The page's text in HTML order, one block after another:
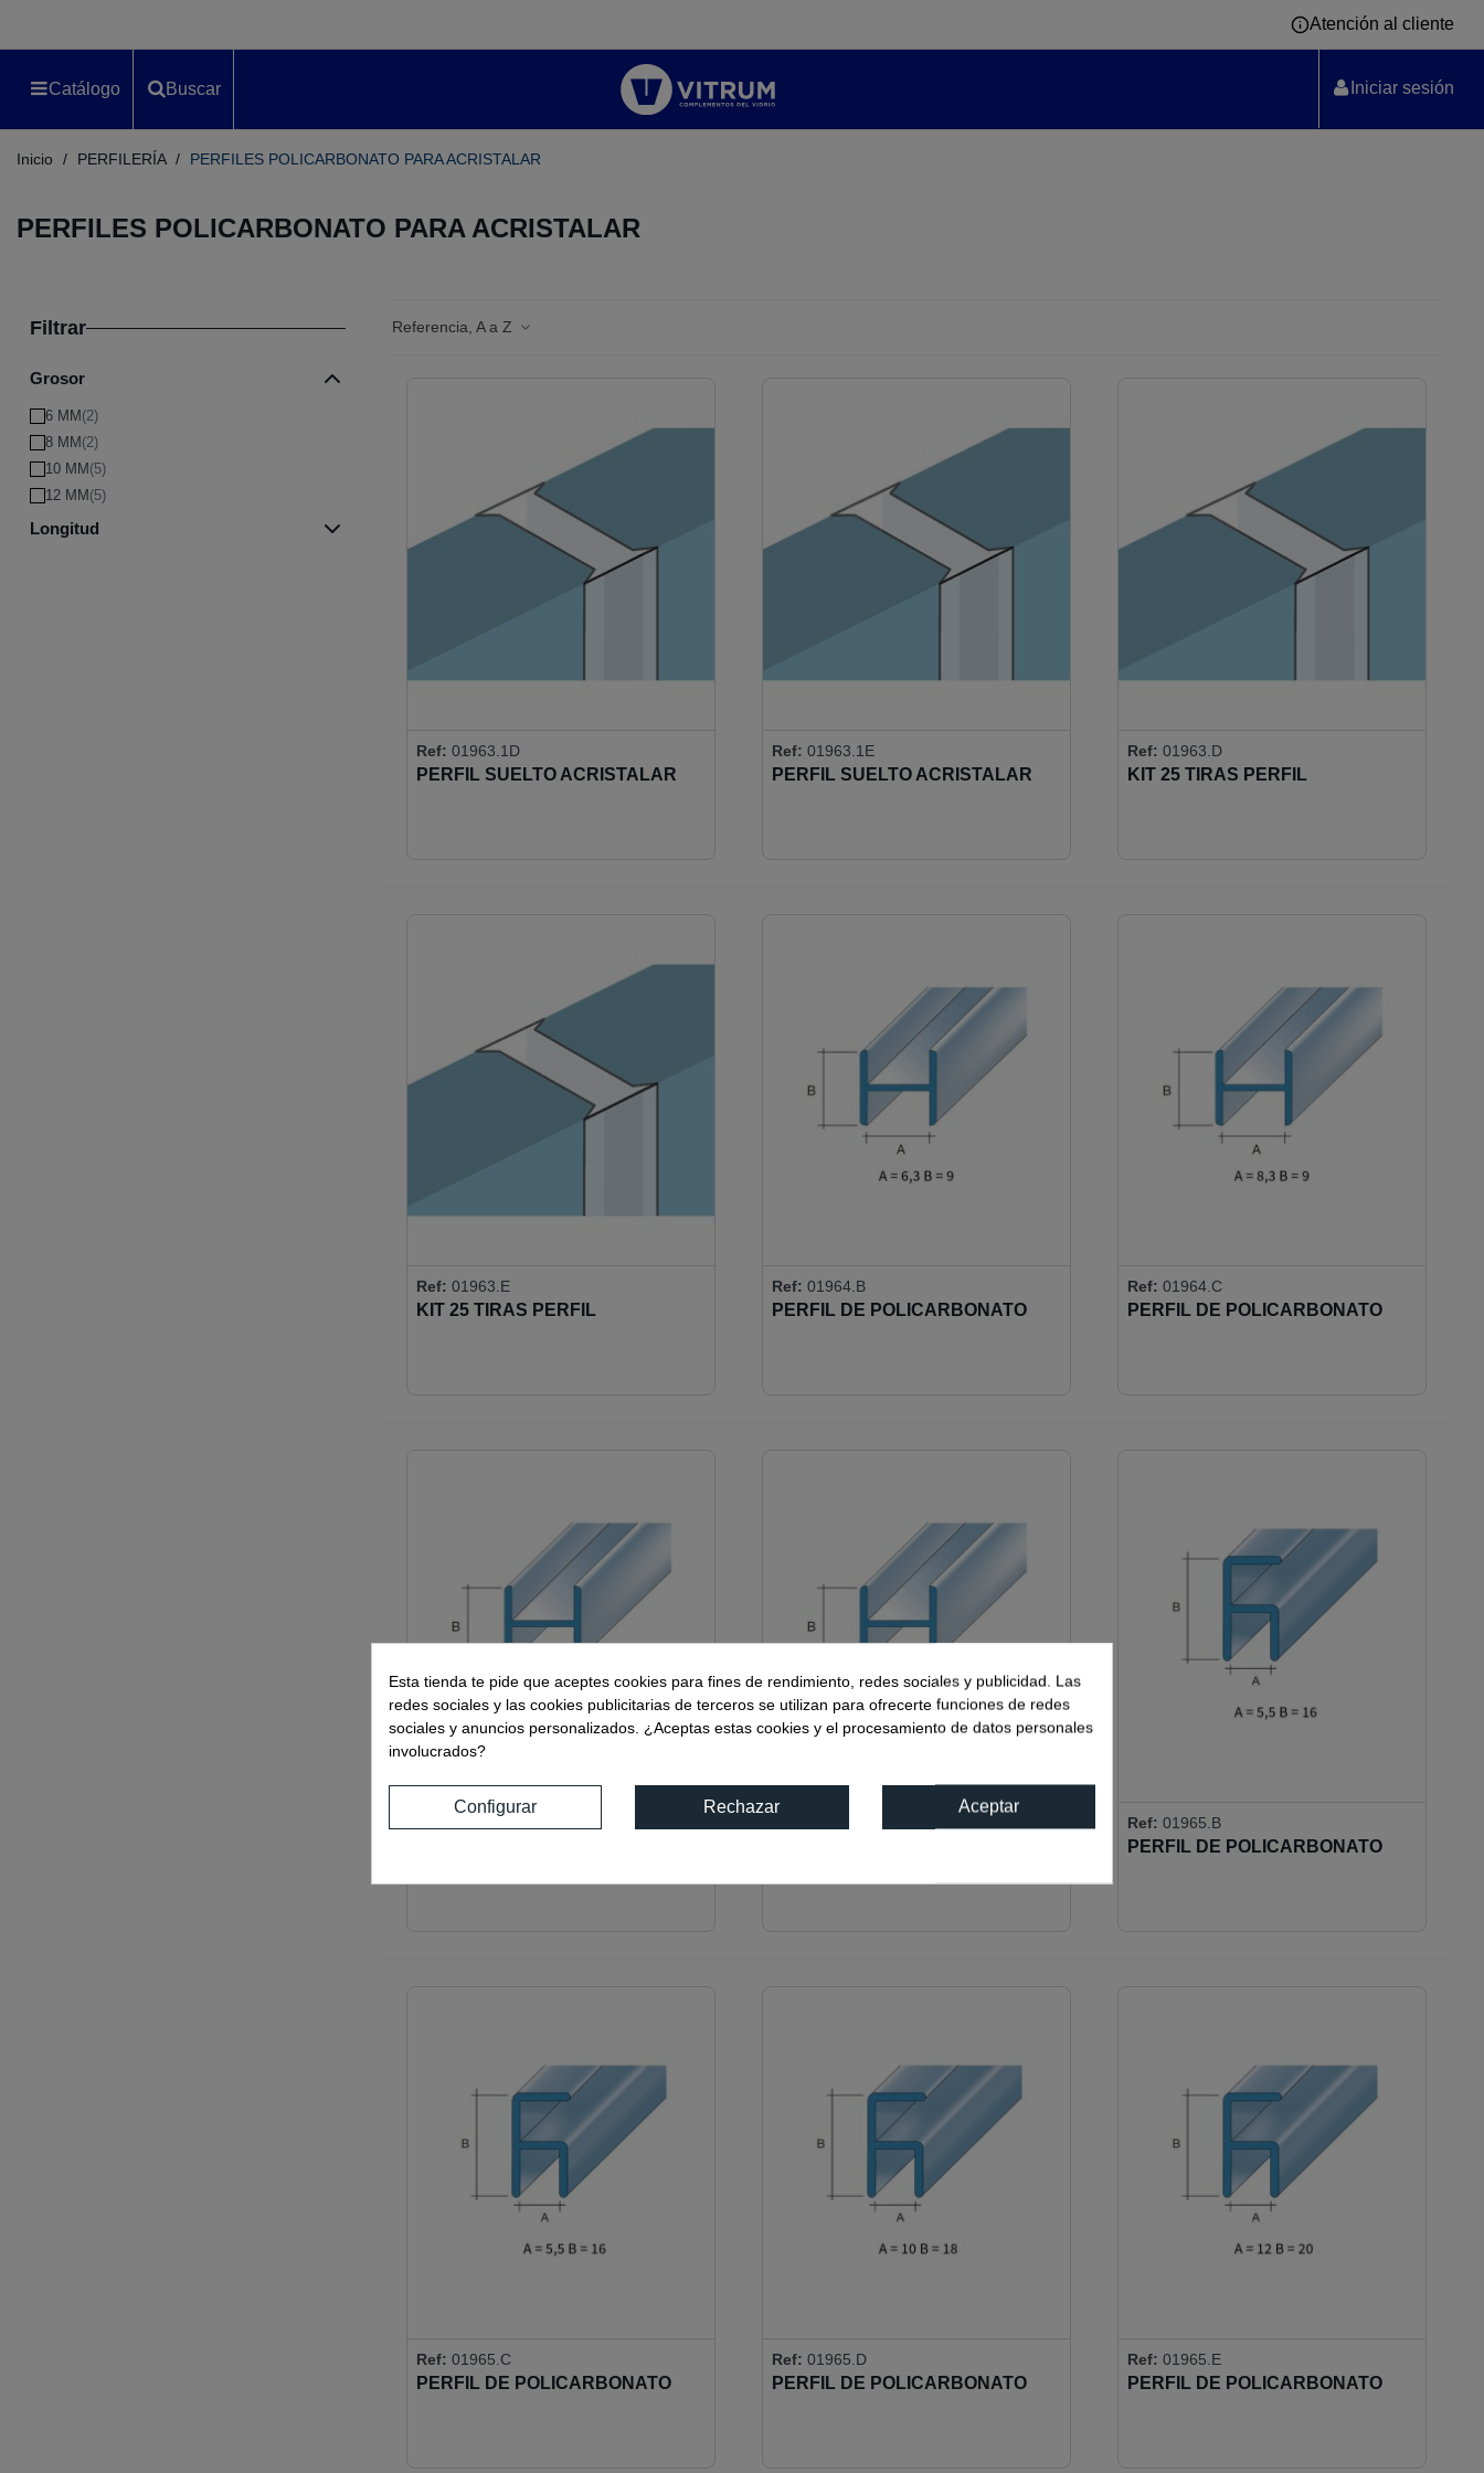
Atención al cliente
Catálogo Buscar Iniciar sesión
Inicio / PERFILERÍA / PERFILES POLICARBONATO PARA ACRISTALAR
PERFILES POLICARBONATO PARA ACRISTALAR
Filtrar
Grosor
6 MM (2)
8 MM (2)
10 MM (5)
12 MM (5)
Longitud
Referencia, A a Z
PERFIL SUELTO ACRISTALAR
Ref: 01963.1D
PERFIL SUELTO ACRISTALAR
Ref: 01963.1E
KIT 25 TIRAS PERFIL
Ref: 01963.D
KIT 25 TIRAS PERFIL
Ref: 01963.E
PERFIL DE POLICARBONATO
Ref: 01964.B
PERFIL DE POLICARBONATO
Ref: 01964.C
PERFIL DE POLICARBONATO
Ref: 01965.B
PERFIL DE POLICARBONATO
Ref: 01965.C
PERFIL DE POLICARBONATO
Ref: 01965.D
PERFIL DE POLICARBONATO
Ref: 01965.E
Esta tienda te pide que aceptes cookies para fines de rendimiento, redes sociales y publicidad. Las
redes sociales y las cookies publicitarias de terceros se utilizan para ofrecerte funciones de redes
sociales y anuncios personalizados. ¿Aceptas estas cookies y el procesamiento de datos personales
involucrados?
Configurar Rechazar Aceptar